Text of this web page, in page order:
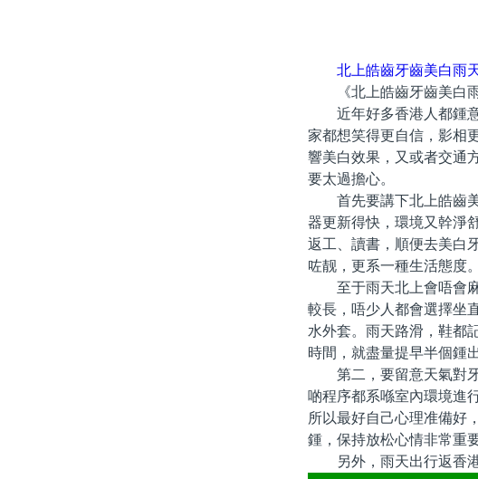
北上皓齒牙齒美白雨
《北上皓齒牙齒美白雨
近年好多香港人都鍾意
家都想笑得更自信，影相
響美白效果，又或者交通
要太過擔心。
首先要講下北上皓齒美
器更新得快，環境又幹淨
返工、讀書，順便去美白
咗靓，更系一種生活態度。
至于雨天北上會唔會麻
較長，唔少人都會選擇坐
水外套。雨天路滑，鞋都
時間，就盡量提早半個鍾
第二，要留意天氣對牙
啲程序都系喺室內環境進
所以最好自己心理准備好
鍾，保持放松心情非常重
另外，雨天出行返香港